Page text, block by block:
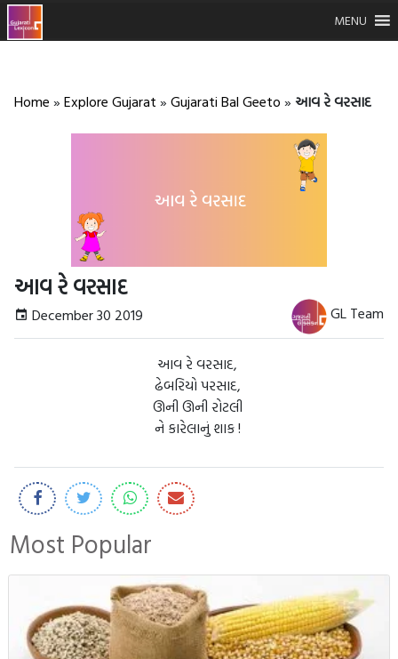
MENU
Home » Explore Gujarat » Gujarati Bal Geeto » આવ રે વરસાદ
આવ રે વરસાદ
December 30 2019 GL Team
આવ રે વરસાદ,
ઢેબરિયો પરસાદ,
ઊની ઊની રોટલી
ને કારેલાનું શાક !
Most Popular